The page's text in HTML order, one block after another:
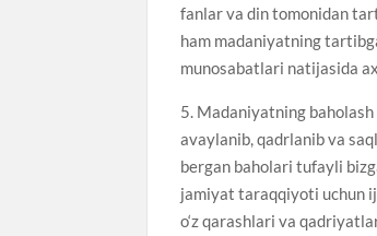
fanlar va din tomonidan
ham madaniyatning
munosabatlari natijasida
5. Madaniyatning
avaylanib, qadrlanib va
bergan baholari tufayli
jamiyat taraqqiyoti uchun
o‘z qarashlari va